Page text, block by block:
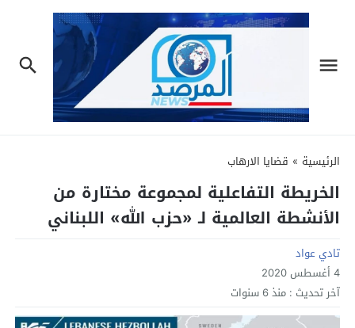
الرئيسية » قضايا الارهاب
الخريطة التفاعلية لمجموعة مختارة من
الأنشطة العالمية لـ «حزب الله» اللبناني
تادي عواد
4 أغسطس 2020
آخر تحديث : منذ 6 سنوات